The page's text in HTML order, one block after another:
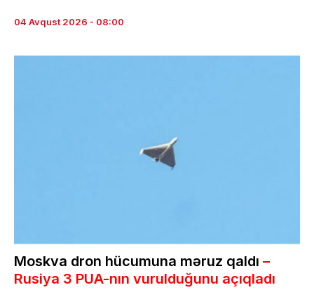
04 Avqust 2026 - 08:00
Moskva dron hücumuna məruz qaldı –
Rusiya 3 PUA-nın vurulduğunu açıqladı